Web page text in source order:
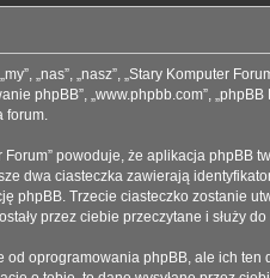
„nas”, „nasz”, „Stary Komputer
phpBB”, „www.phpbb.com”, „phpBB
forum.
powoduje, że aplikacja phpBB
dwa ciasteczka zawierają
phpBB. Trzecie ciasteczko zostanie
przez ciebie przeczytane i służy
oprogramowania phpBB, ale ich